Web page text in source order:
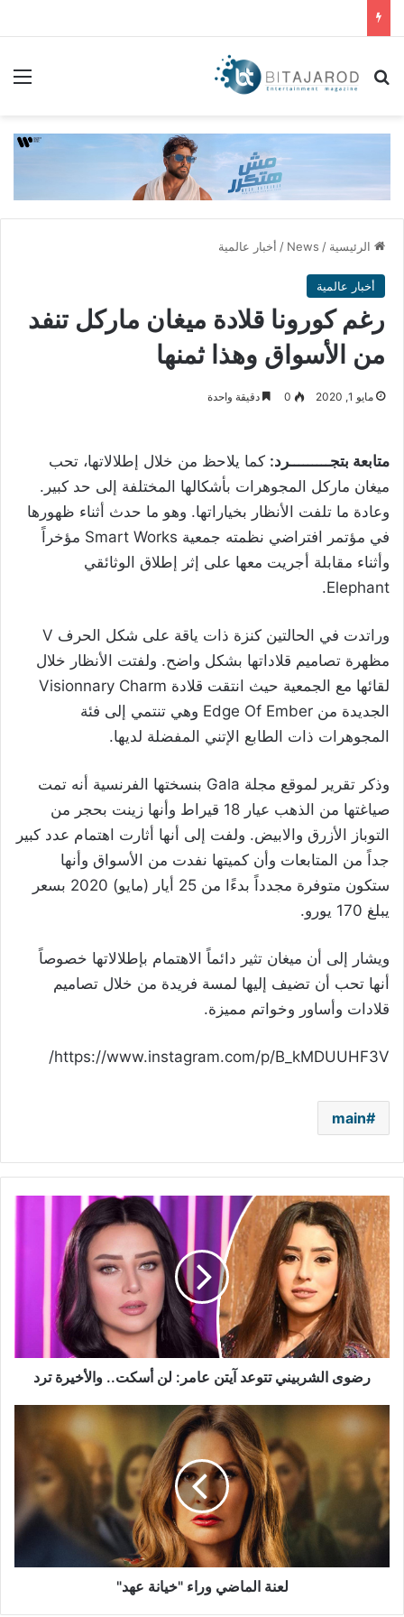
بحث عن
الرئيسية /
News
/ أخبار عالمية
أخبار عالمية
رغم كورونا قلادة ميغان ماركل تنفد
من الأسواق وهذا ثمنها
مايو 1, 2020 0 دقيقة واحدة
متابعة بتجـــــــــرد: كما يلاحظ من خلال إطلالاتها، تحب
ميغان ماركل المجوهرات بأشكالها المختلفة إلى حد كبير.
وعادة ما تلفت الأنظار بخياراتها. وهو ما حدث أثناء ظهورها
في مؤتمر افتراضي نظمته جمعية Smart Works مؤخراً
وأثناء مقابلة أجريت معها على إثر إطلاق الوثائقي
Elephant.
وراتدت في الحالتين كنزة ذات ياقة على شكل الحرف V
مظهرة تصاميم قلاداتها بشكل واضح. ولفتت الأنظار خلال
لقائها مع الجمعية حيث انتقت قلادة Visionnary Charm
الجديدة من Edge Of Ember وهي تنتمي إلى فئة
المجوهرات ذات الطابع الإتني المفضلة لديها.
وذكر تقرير لموقع مجلة Gala بنسختها الفرنسية أنه تمت
صياغتها من الذهب عيار 18 قيراط وأنها زينت بحجر من
التوباز الأزرق والابيض. ولفت إلى أنها أثارت اهتمام عدد كبير
جداً من المتابعات وأن كميتها نفدت من الأسواق وأنها
ستكون متوفرة مجدداً بدءًا من 25 أيار (مايو) 2020 بسعر
يبلغ 170 يورو.
ويشار إلى أن ميغان تثير دائماً الاهتمام بإطلالاتها خصوصاً
أنها تحب أن تضيف إليها لمسة فريدة من خلال تصاميم
قلادات وأساور وخواتم مميزة.
https://www.instagram.com/p/B_kMDUUHF3V/
main
رضوى
الشربيني
تتوعد
آيتن
عامر:
لن
أسكت..
والأخيرة
ترد
رضوى الشربيني تتوعد آيتن عامر: لن أسكت.. والأخيرة ترد
لعنة
الماضي
وراء
"خيانة
عهد"
لعنة الماضي وراء "خيانة عهد"